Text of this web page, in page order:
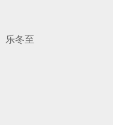
乐冬至